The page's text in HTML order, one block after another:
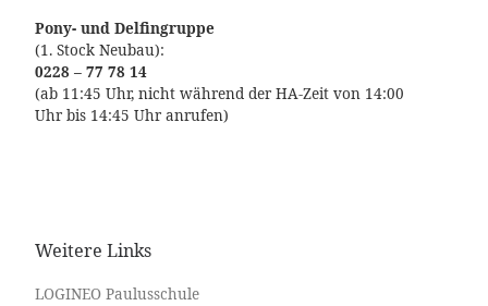
Pony- und Delfingruppe
(1. Stock Neubau):
0228 – 77 78 14
(ab 11:45 Uhr, nicht während der HA-Zeit von 14:00
Uhr bis 14:45 Uhr anrufen)
Weitere Links
LOGINEO Paulusschule